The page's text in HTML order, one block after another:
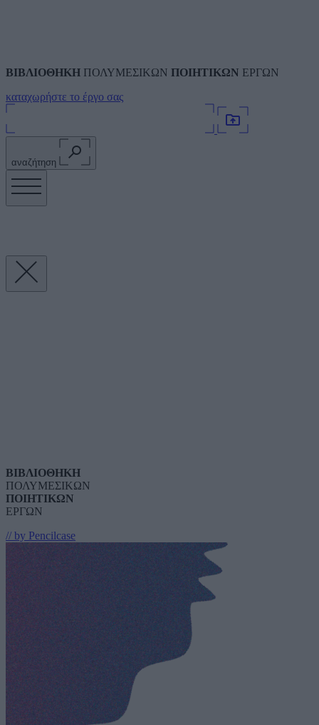
ΒΙΒΛΙΟΘΗΚΗ ΠΟΛΥΜΕΣΙΚΩΝ ΠΟΙΗΤΙΚΩΝ ΕΡΓΩΝ
καταχωρήστε το έργο σας
αναζήτηση
ΒΙΒΛΙΟΘΗΚΗ
ΠΟΛΥΜΕΣΙΚΩΝ
ΠΟΙΗΤΙΚΩΝ
ΕΡΓΩΝ
// by Pencilcase